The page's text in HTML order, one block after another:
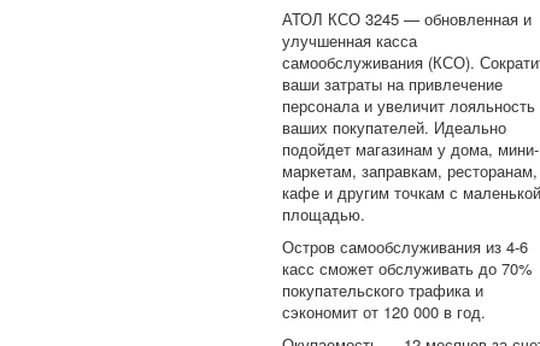
АТОЛ КСО 3245 — обновленная и
улучшенная касса
самообслуживания (КСО).
ваши затраты на привлечение
персонала и увеличит лояльность
ваших покупателей. Идеально
подойдет магазинам у дома, мини-
маркетам, заправкам, ресторанам,
кафе и другим точкам с маленькой
площадью.
Остров самообслуживания из 4-6
касс сможет обслуживать до 70%
покупательского трафика и
сэкономит от 120 000 в год.